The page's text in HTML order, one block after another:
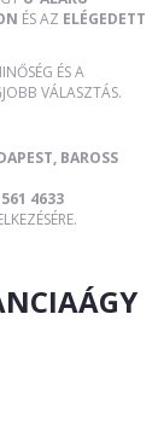
ÉS AZ ELÉGEDETT
ÉS A
VÁLASZTÁS.
BAROSS
4633